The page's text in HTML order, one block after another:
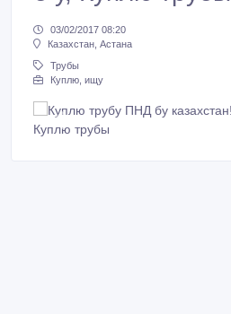
03/02/2017 08:20
Казахстан, Астана
Трубы
Куплю, ищу